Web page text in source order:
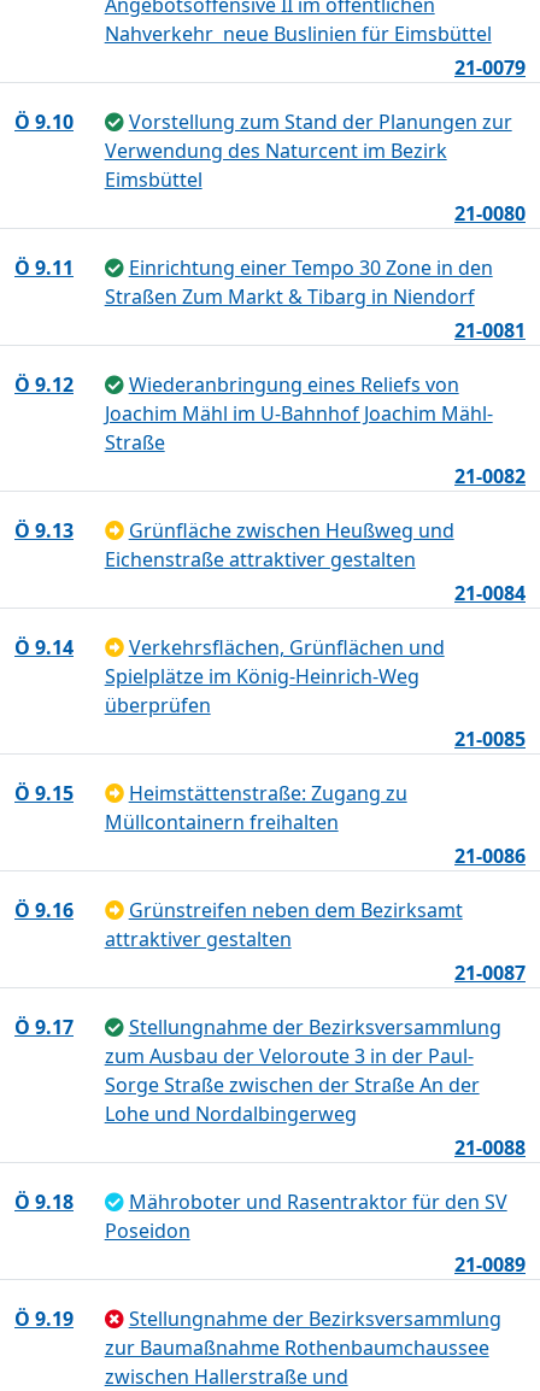
Nahverkehr  neue Buslinien für Eimsbüttel
21-0079
Ö 9.10
Vorstellung zum Stand der Planungen zur
Verwendung des Naturcent im Bezirk
Eimsbüttel
21-0080
Ö 9.11
Einrichtung einer Tempo 30 Zone in den
Straßen Zum Markt & Tibarg in Niendorf
21-0081
Ö 9.12
Wiederanbringung eines Reliefs von
Joachim Mähl im U-Bahnhof Joachim Mähl-
Straße
21-0082
Ö 9.13
Grünfläche zwischen Heußweg und
Eichenstraße attraktiver gestalten
21-0084
Ö 9.14
Verkehrsflächen, Grünflächen und
Spielplätze im König-Heinrich-Weg
überprüfen
21-0085
Ö 9.15
Heimstättenstraße: Zugang zu
Müllcontainern freihalten
21-0086
Ö 9.16
Grünstreifen neben dem Bezirksamt
attraktiver gestalten
21-0087
Ö 9.17
Stellungnahme der Bezirksversammlung
zum Ausbau der Veloroute 3 in der Paul-
Sorge Straße zwischen der Straße An der
Lohe und Nordalbingerweg
21-0088
Ö 9.18
Mähroboter und Rasentraktor für den SV
Poseidon
21-0089
Ö 9.19
Stellungnahme der Bezirksversammlung
zur Baumaßnahme Rothenbaumchaussee
zwischen Hallerstraße und